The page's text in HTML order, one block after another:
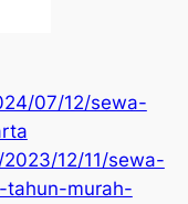
07/12/sewa-
12/11/sewa-
tahun-murah-